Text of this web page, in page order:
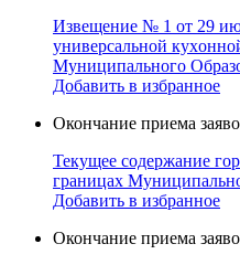
Извещение № 1 от 29
универcальной
Муниципального
Добавить в избранное
Окончание приема
Текущее содержание
границах
Добавить в избранное
Окончание приема